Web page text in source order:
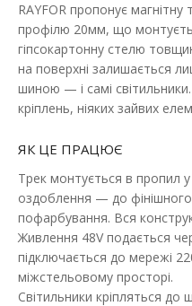
В
RAYFOR пропонує
профілю 20мм, що
гіпсокартонну стелю
на поверхні залишається
шиною — і самі світильники.
кріплень, ніяких зайвих
ЯК ЦЕ ПРАЦЮЄ
Трек монтується в пропил у
оздоблення — до
пофарбування. Вся
Живлення 48V подається
підключається до мережі
міжстельовому просторі.
Світильники кріпляться